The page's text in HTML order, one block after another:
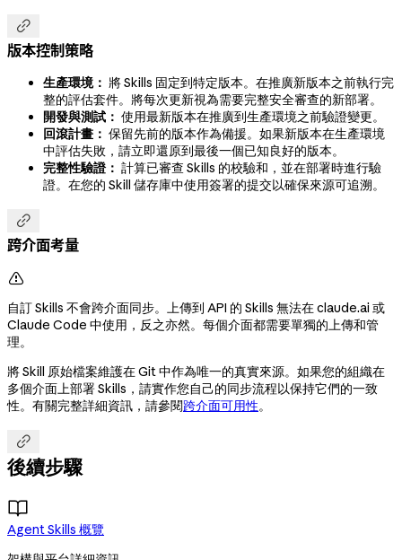

版本控制策略
生產環境： 將 Skills 固定到特定版本。在推廣新版本之前執行完
整的評估套件。將每次更新視為需要完整安全審查的新部署。
開發與測試： 使用最新版本在推廣到生產環境之前驗證變更。
回滾計畫： 保留先前的版本作為備援。如果新版本在生產環境
中評估失敗，請立即還原到最後一個已知良好的版本。
完整性驗證： 計算已審查 Skills 的校驗和，並在部署時進行驗
證。在您的 Skill 儲存庫中使用簽署的提交以確保來源可追溯。

跨介面考量

自訂 Skills 不會跨介面同步。上傳到 API 的 Skills 無法在 claude.ai 或
Claude Code 中使用，反之亦然。每個介面都需要單獨的上傳和管
理。
將 Skill 原始檔案維護在 Git 中作為唯一的真實來源。如果您的組織在
多個介面上部署 Skills，請實作您自己的同步流程以保持它們的一致
性。有關完整詳細資訊，請參閱跨介面可用性。

後續步驟
Agent Skills 概覽